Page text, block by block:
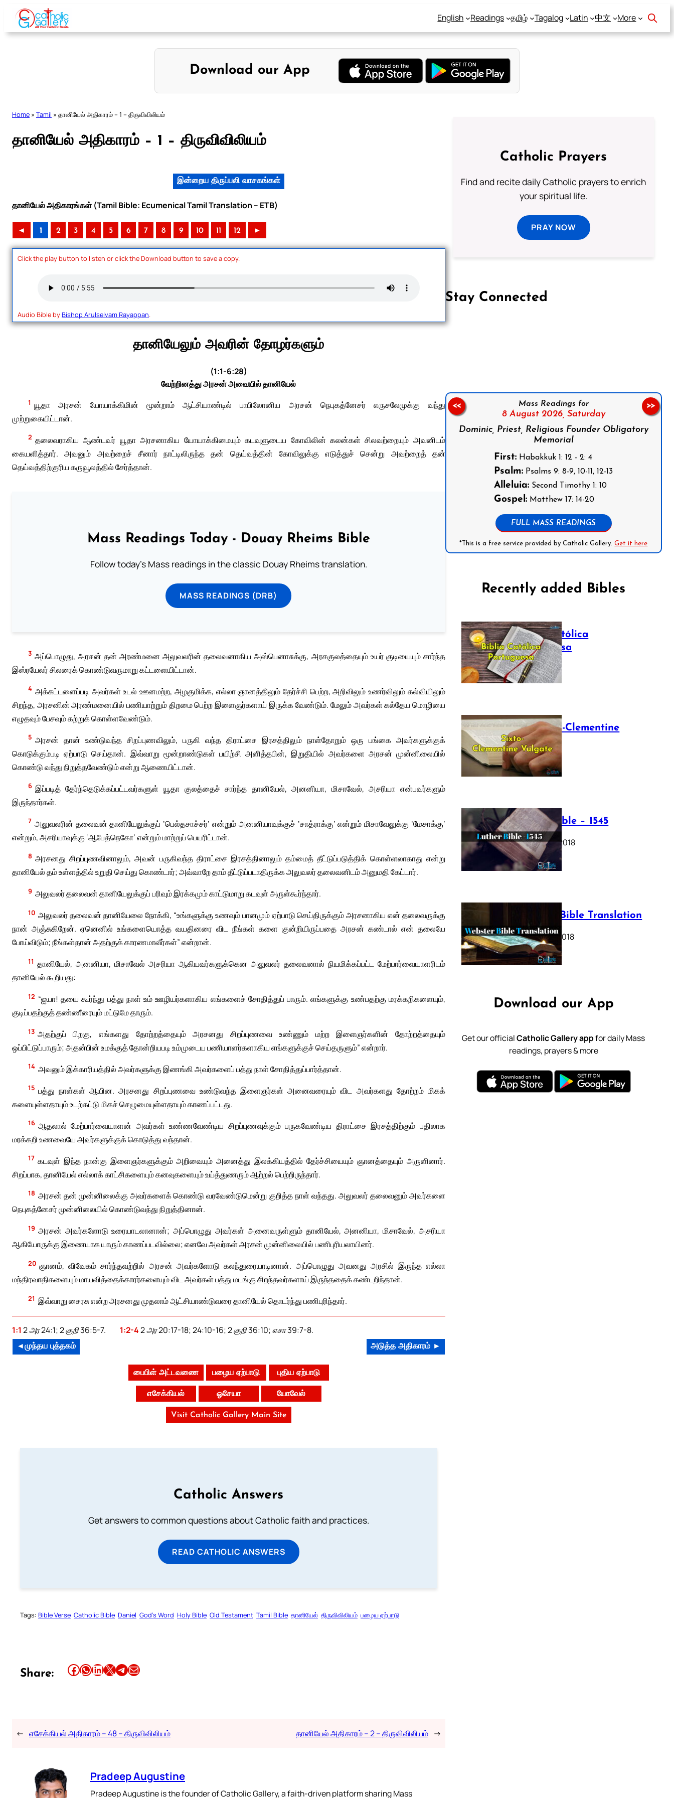
Skip
content
English Readings தமிழ் Tagalog Latin 中文 More
Download our App
Home » Tamil » தானியேல் அதிகாரம் – 1 – திருவிவிலியம்
தானியேல் அதிகாரம் – 1 – திருவிவிலியம்
இன்றைய திருப்பலி வாசகங்கள்
தானியேல் அதிகாரங்கள் (Tamil Bible: Ecumenical Tamil Translation – ETB)
◄ 1 2 3 4 5 6 7 8 9 10 11 12 ►
Click the play button to listen or click the Download button to save a copy.
Audio Bible byBishop Arulselvam Rayappan.
தானியேலும் அவரின் தோழர்களும்
(1:1-6:28)
வேற்றினத்து அரசன் அவையில் தானியேல்
1 யூதா அரசன் யோயாக்கிமின் மூன்றாம் ஆட்சியாண்டில் பாபிலோனிய அரசன் நெபுகத்னேசர் எருசலேமுக்கு வந்து
முற்றுகையிட்டான்.
2 தலைவராகிய ஆண்டவர் யூதா அரசனாகிய யோயாக்கிமையும் கடவுளுடைய கோவிலின் கலன்கள் சிலவற்றையும் அவனிடம்
கையளித்தார். அவனும் அவற்றைச் சீனார் நாட்டிலிருந்த தன் தெய்வத்தின் கோவிலுக்கு எடுத்துச் சென்று அவற்றைத் தன்
தெய்வத்திற்குரிய கருவூலத்தில் சேர்த்தான்.
Mass Readings Today - Douay Rheims Bible
Follow today's Mass readings in the classic Douay Rheims translation.
MASS READINGS (DRB)
3 அப்பொழுது, அரசன் தன் அரண்மனை அலுவலரின் தலைவனாகிய அஸ்பெனாசுக்கு, அரசகுலத்தையும் உயர் குடியையும் சார்ந்த
இஸ்ரயேலர் சிலரைக் கொண்டுவருமாறு கட்டளையிட்டான்.
4 அக்கட்டளைப்படி அவர்கள் உடல் ஊனமற்ற, அழகுமிக்க, எல்லா ஞானத்திலும் தேர்ச்சி பெற்ற, அறிவிலும் உணர்விலும் கல்வியிலும்
சிறந்த, அரசனின் அரண்மனையில் பணியாற்றும் திறமை பெற்ற இளைஞர்களாய் இருக்க வேண்டும். மேலும் அவர்கள் கல்தேய மொழியை
எழுதவும் பேசவும் கற்றுக் கொள்ளவேண்டும்.
5 அரசன் தான் உண்டுவந்த சிறப்புணவிலும், பருகி வந்த திராட்சை இரசத்திலும் நாள்தோறும் ஒரு பங்கை அவர்களுக்குக்
கொடுக்கும்படி ஏற்பாடு செய்தான். இவ்வாறு மூன்றாண்டுகள் பயிற்சி அளித்தபின், இறுதியில் அவர்களை அரசன் முன்னிலையில்
கொண்டு வந்து நிறுத்தவேண்டும் என்று ஆணையிட்டான்.
6 இப்படித் தேர்ந்தெடுக்கப்பட்டவர்களுள் யூதா குலத்தைச் சார்ந்த தானியேல், அனனியா, மிசாவேல், அசரியா என்பவர்களும்
இருந்தார்கள்.
7 அலுவலரின் தலைவன் தானியேலுக்குப் ‘பெல்தசாச்சர்’ என்றும் அனனியாவுக்குச் ‘சாத்ராக்கு’ என்றும் மிசாவேலுக்கு ‘மேசாக்கு’
என்றும், அசரியாவுக்கு ‘ஆபேத்நெகோ’ என்றும் மாற்றுப் பெயரிட்டான்.
8 அரசனது சிறப்புணவினாலும், அவன் பருகிவந்த திராட்சை இரசத்தினாலும் தம்மைத் தீட்டுப்படுத்திக் கொள்ளலாகாது என்று
தானியேல் தம் உள்ளத்தில் உறுதி செய்து கொண்டார்; அவ்வாறே தாம் தீட்டுப்படாதிருக்க அலுவலர் தலைவனிடம் அனுமதி கேட்டார்.
9 அலுவலர் தலைவன் தானியேலுக்குப் பரிவும் இரக்கமும் காட்டுமாறு கடவுள் அருள்கூர்ந்தார்.
10 அலுவலர் தலைவன் தானியேலை நோக்கி, “உங்களுக்கு உணவும் பானமும் ஏற்பாடு செய்திருக்கும் அரசனாகிய என் தலைவருக்கு
நான் அஞ்சுகிறேன். ஏனெனில் உங்களையொத்த வயதினரை விட நீங்கள் களை குன்றியிருப்பதை அரசன் கண்டால் என் தலையே
போய்விடும்; நீங்கள்தான் அதற்குக் காரணமாவீர்கள்” என்றான்.
11 தானியேல், அனனியா, மிசாவேல் அசரியா ஆகியவர்களுக்கென அலுவலர் தலைவனால் நியமிக்கப்பட்ட மேற்பார்வையாளரிடம்
தானியேல் கூறியது:
12 “ஐயா! தயை கூர்ந்து பத்து நாள் உம் ஊழியர்களாகிய எங்களைச் சோதித்துப் பாரும். எங்களுக்கு உண்பதற்கு மரக்கறிகளையும்,
குடிப்பதற்குத் தண்ணீரையும் மட்டுமே தாரும்.
13 அதற்குப் பிறகு, எங்களது தோற்றத்தையும் அரசனது சிறப்புணவை உண்ணும் மற்ற இளைஞர்களின் தோற்றத்தையும்
ஒப்பிட்டுப்பாரும்; அதன்பின் உமக்குத் தோன்றியபடி உம்முடைய பணியாளர்களாகிய எங்களுக்குச் செய்தருளும்” என்றார்.
14 அவனும் இக்காரியத்தில் அவர்களுக்கு இணங்கி அவர்களைப் பத்து நாள் சோதித்துப்பார்த்தான்.
15 பத்து நாள்கள் ஆயின. அரசனது சிறப்புணவை உண்டுவந்த இளைஞர்கள் அனைவரையும் விட அவர்களது தோற்றம் மிகக்
களையுள்ளதாயும் உடற்கட்டு மிகச் செழுமையுள்ளதாயும் காணப்பட்டது.
16 ஆதலால் மேற்பார்வையாளன் அவர்கள் உண்ணவேண்டிய சிறப்புணவுக்கும் பருகவேண்டிய திராட்சை இரசத்திற்கும் பதிலாக
மரக்கறி உணவையே அவர்களுக்குக் கொடுத்து வந்தான்.
17 கடவுள் இந்த நான்கு இளைஞர்களுக்கும் அறிவையும் அனைத்து இலக்கியத்தில் தேர்ச்சியையும் ஞானத்தையும் அருளினார்.
சிறப்பாக, தானியேல் எல்லாக் காட்சிகளையும் கனவுகளையும் உய்த்துணரும் ஆற்றல் பெற்றிருந்தார்.
18 அரசன் தன் முன்னிலைக்கு அவர்களைக் கொண்டு வரவேண்டுமென்று குறித்த நாள் வந்தது. அலுவலர் தலைவனும் அவர்களை
நெபுகத்னேசர் முன்னிலையில் கொண்டுவந்து நிறுத்தினான்.
19 அரசன் அவர்களோடு உரையாடலானான்; அப்பொழுது அவர்கள் அனைவருள்ளும் தானியேல், அனனியா, மிசாவேல், அசரியா
ஆகியோருக்கு இணையாக யாரும் காணப்படவில்லை; எனவே அவர்கள் அரசன் முன்னிலையில் பணிபுரியலாயினர்.
20 ஞானம், விவேகம் சார்ந்தவற்றில் அரசன் அவர்களோடு கலந்துரையாடினான். அப்பொழுது அவனது அரசில் இருந்த எல்லா
மந்திரவாதிகளையும் மாயவித்தைக்காரர்களையும் விட அவர்கள் பத்து மடங்கு சிறந்தவர்களாய் இருந்ததைக் கண்டறிந்தான்.
21 இவ்வாறு சைரசு என்ற அரசனது முதலாம் ஆட்சியாண்டுவரை தானியேல் தொடர்ந்து பணிபுரிந்தார்.
1:1 2 அர 24:1; 2 குறி 36:5-7. 1:2-42 அர 20:17-18; 24:10-16; 2 குறி 36:10; எசா 39:7-8.
◄முந்தய புத்தகம் அடுத்த அதிகாரம் ►
பைபிள் அட்டவணை பழைய ஏற்பாடு புதிய ஏற்பாடு
எசேக்கியல் ஓசேயா யோவேல்
Visit Catholic Gallery Main Site
Catholic Answers
Get answers to common questions about Catholic faith and practices.
READ CATHOLIC ANSWERS
Tags: Bible Verse Catholic Bible Daniel God’s Word Holy Bible Old Testament Tamil Bible தானியேல் திருவிவிலியம் பழைய ஏற்பாடு
Share: Share this article on Facebook Share this article on WhatsApp Share this article on LinkedIn Share this article on X Share this article on TelegramEmail this Article
← எசேக்கியல் அதிகாரம் – 48 – திருவிவிலியம் தானியேல் அதிகாரம் – 2 – திருவிவிலியம் →
Pradeep Augustine
Pradeep Augustine is the founder of Catholic Gallery, a faith-driven platform sharing Mass
Catholic Prayers
Find and recite daily Catholic prayers to enrich
your spiritual life.
PRAY NOW
Stay Connected
Mass Readings for
8 August 2026, Saturday
Dominic, Priest, Religious Founder Obligatory
Memorial
First: Habakkuk 1: 12 - 2: 4
Psalm: Psalms 9: 8-9, 10-11, 12-13
Alleluia: Second Timothy 1: 10
Gospel: Matthew 17: 14-20
FULL MASS READINGS
*This is a free service provided by Catholic Gallery.Get it here
<< >>
Recently added Bibles
Bíblia Católica
Portuguesa
July 16, 2025
The Sixto-Clementine
Vulgate
July 12, 2025
Luther Bible – 1545
October 17, 2018
Webster Bible Translation
October 11, 2018
Download our App
Get our officialCatholic Gallery appfor daily Mass
readings, prayers & more